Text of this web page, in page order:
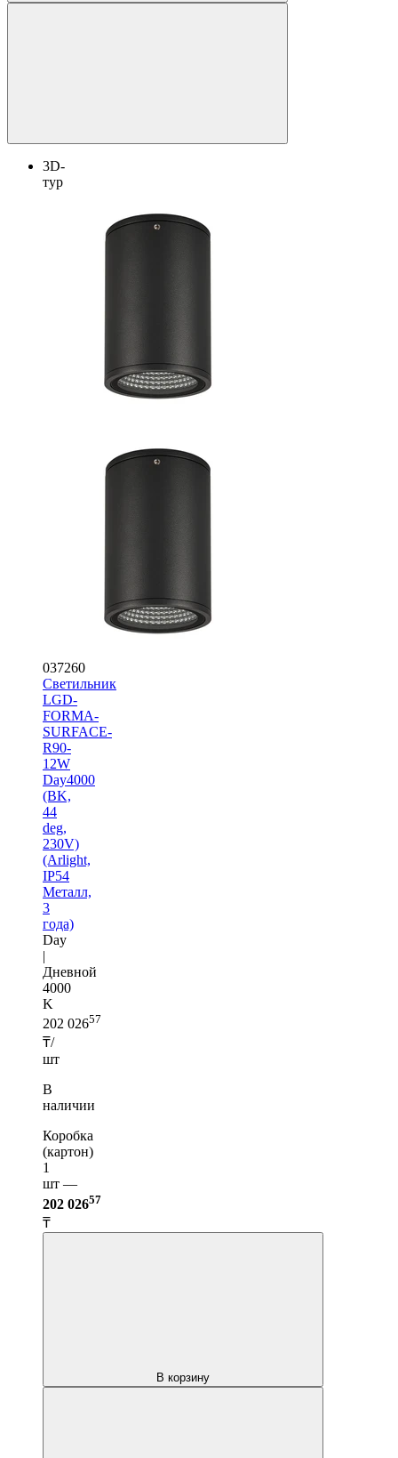
3D-
тур
037260
Светильник
LGD-
FORMA-
SURFACE-
R90-
12W
Day4000
(BK,
44
deg,
230V)
(Arlight,
IP54
Металл,
3
года)
Day
|
Дневной
4000
K
202 02657
₸/
шт
В
наличии
Коробка
(картон)
1
шт —
202 02657
₸
В корзину